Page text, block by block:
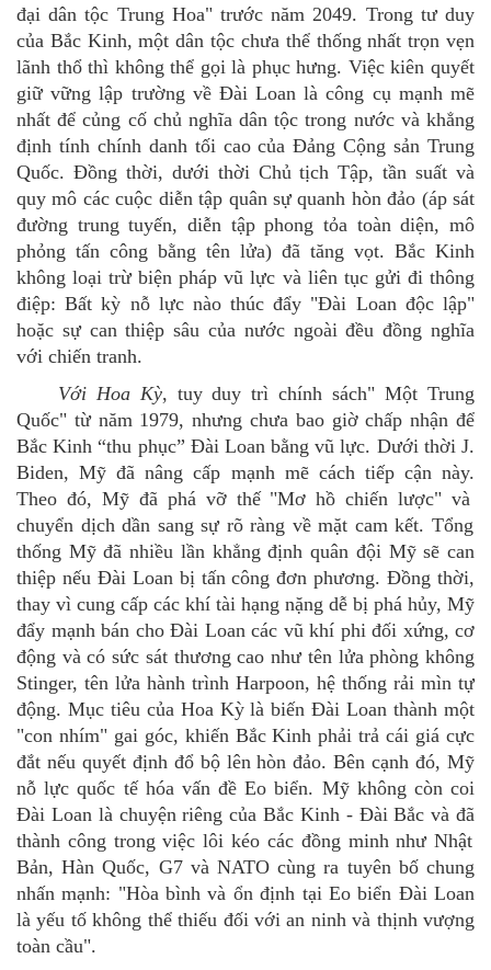
đại dân tộc Trung Hoa" trước năm 2049. Trong tư duy
của Bắc Kinh, một dân tộc chưa thể thống nhất trọn vẹn
lãnh thổ thì không thể gọi là phục hưng. Việc kiên quyết
giữ vững lập trường về Đài Loan là công cụ mạnh mẽ
nhất để củng cố chủ nghĩa dân tộc trong nước và khẳng
định tính chính danh tối cao của Đảng Cộng sản Trung
Quốc. Đồng thời, dưới thời Chủ tịch Tập, tần suất và
quy mô các cuộc diễn tập quân sự quanh hòn đảo (áp sát
đường trung tuyến, diễn tập phong tỏa toàn diện, mô
phỏng tấn công bằng tên lửa) đã tăng vọt. Bắc Kinh
không loại trừ biện pháp vũ lực và liên tục gửi đi thông
điệp: Bất kỳ nỗ lực nào thúc đẩy "Đài Loan độc lập"
hoặc sự can thiệp sâu của nước ngoài đều đồng nghĩa
với chiến tranh.
VớiHoa Kỳ, tuy duy trì chính sách" Một Trung
Quốc" từ năm 1979, nhưng chưa bao giờ chấp nhận để
Bắc Kinh “thu phục” Đài Loan bằng vũ lực. Dưới thời J.
Biden, Mỹ đã nâng cấp mạnh mẽ cách tiếp cận này.
Theo đó, Mỹ đã phá vỡ thế "Mơ hồ chiến lược"và
chuyển dịch dần sang sự rõ ràng về mặt cam kết. Tổng
thống Mỹ đã nhiều lần khẳng định quân đội Mỹ sẽ can
thiệp nếu Đài Loan bị tấn công đơn phương. Đồng thời,
thay vì cung cấp các khí tài hạng nặng dễ bị phá hủy, Mỹ
đẩy mạnh bán cho Đài Loan các vũ khí phi đối xứng, cơ
động và có sức sát thương cao như tên lửa phòng không
Stinger, tên lửa hành trình Harpoon, hệ thống rải mìn tự
động. Mục tiêu củaHoa Kỳlà biến Đài Loan thành một
"con nhím" gai góc, khiến Bắc Kinh phải trả cái giá cực
đắt nếu quyết định đổ bộ lênhòn đảo. Bên cạnh đó, Mỹ
nỗ lực quốc tế hóa vấn đề Eo biển. Mỹ không còn coi
Đài Loan là chuyện riêng của Bắc Kinh - Đài Bắc và đã
thành công trong việc lôi kéo các đồng minh như Nhật
Bản, Hàn Quốc, G7 và NATO cùng ra tuyên bố chung
nhấn mạnh: "Hòa bình và ổn định tại Eo biển Đài Loan
là yếu tố không thể thiếu đối với an ninh và thịnh vượng
toàn cầu".